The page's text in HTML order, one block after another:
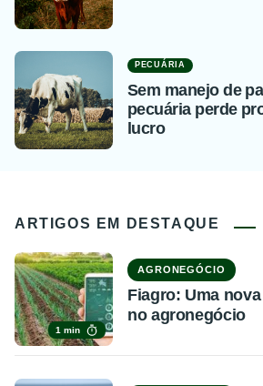
PECUÁRIA
Sem manejo de
pecuária perde
lucro
ARTIGOS EM DESTAQUE
1 min
AGRONEGÓCIO
Fiagro: Uma
no agronegócio